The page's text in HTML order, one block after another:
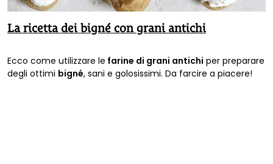
La ricetta dei bigné con grani antichi
Ecco come utilizzare le farine di grani antichi per preparare
degli ottimi bigné, sani e golosissimi. Da farcire a piacere!